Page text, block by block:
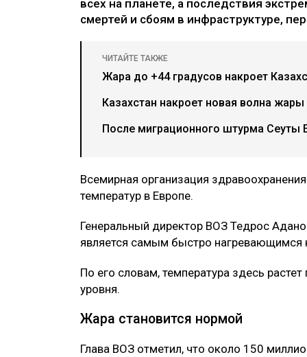
всех на планете, а последствия
смертей и сбоям в инфраструктуре,
ЧИТАЙТЕ ТАКЖЕ
Жара до +44 градусов накроет
Казахстан накроет новая волна
После миграционного штурма Сеуты
Всемирная организация
температур в Европе.
Генеральный директор ВОЗ Тедрос
является самым быстро нагревающимся
По его словам, температура здесь
уровня.
Жара становится нормой
Глава ВОЗ отметил, что около 150